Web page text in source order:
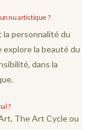
nu artistique ?
la personnalité du
la beauté du
dans la
?
The Art Cycle ou